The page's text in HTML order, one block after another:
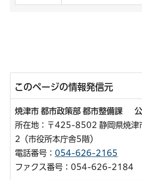
このページの情報発信元
焼津市 都市政策部 都市整備課 公
所在地：〒425-8502 静岡県焼
2（市役所本庁舎5階）
電話番号： 054-626-2165
ファクス番号：054-626-2184